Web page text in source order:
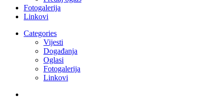
Fotogalerija
Linkovi
Categories
Vijesti
Događanja
Oglasi
Fotogalerija
Linkovi